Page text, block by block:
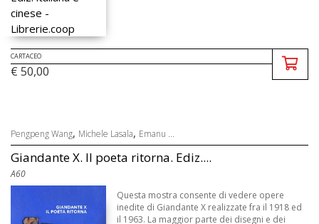
CARTACEO
€ 50,00
Pengpeng Wang, Michele Lasala, Emanu ...
Giandante X. Il poeta ritorna. Ediz....
A60
Questa mostra consente di vedere opere
inedite di Giandante X realizzate fra il 1918 ed
il 1963. La maggior parte dei disegni e dei